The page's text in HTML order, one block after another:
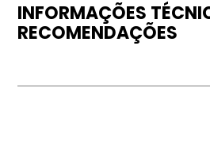
INFORMAÇÕES
RECOMENDAÇÕES